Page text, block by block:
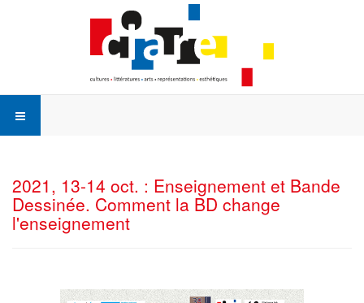
2021, 13-14 oct. : Enseignement et Bande
Dessinée. Comment la BD change
l'enseignement